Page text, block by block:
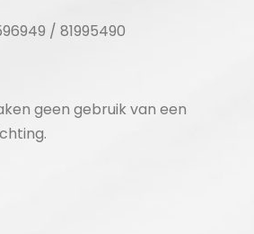
/ 81995490
geen gebruik van een